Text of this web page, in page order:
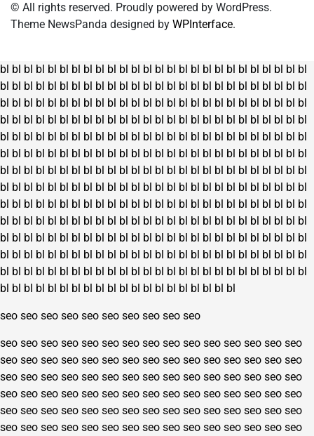
© All rights reserved. Proudly powered by WordPress.
Theme NewsPanda designed by WPInterface.
bl bl bl bl bl bl bl bl bl bl bl bl bl bl bl bl bl bl bl bl bl bl bl bl bl bl
bl bl bl bl bl bl bl bl bl bl bl bl bl bl bl bl bl bl bl bl bl bl bl bl bl bl
bl bl bl bl bl bl bl bl bl bl bl bl bl bl bl bl bl bl bl bl bl bl bl bl bl bl
bl bl bl bl bl bl bl bl bl bl bl bl bl bl bl bl bl bl bl bl bl bl bl bl bl bl
bl bl bl bl bl bl bl bl bl bl bl bl bl bl bl bl bl bl bl bl bl bl bl bl bl bl
bl bl bl bl bl bl bl bl bl bl bl bl bl bl bl bl bl bl bl bl bl bl bl bl bl bl
bl bl bl bl bl bl bl bl bl bl bl bl bl bl bl bl bl bl bl bl bl bl bl bl bl bl
bl bl bl bl bl bl bl bl bl bl bl bl bl bl bl bl bl bl bl bl bl bl bl bl bl bl
bl bl bl bl bl bl bl bl bl bl bl bl bl bl bl bl bl bl bl bl bl bl bl bl bl bl
bl bl bl bl bl bl bl bl bl bl bl bl bl bl bl bl bl bl bl bl bl bl bl bl bl bl
bl bl bl bl bl bl bl bl bl bl bl bl bl bl bl bl bl bl bl bl bl bl bl bl bl bl
bl bl bl bl bl bl bl bl bl bl bl bl bl bl bl bl bl bl bl bl bl bl bl bl bl bl
bl bl bl bl bl bl bl bl bl bl bl bl bl bl bl bl bl bl bl bl bl bl bl bl bl bl
bl bl bl bl bl bl bl bl bl bl bl bl bl bl bl bl bl bl bl bl
seo seo seo seo seo seo seo seo seo seo
seo seo seo seo seo seo seo seo seo seo seo seo seo seo seo
seo seo seo seo seo seo seo seo seo seo seo seo seo seo seo
seo seo seo seo seo seo seo seo seo seo seo seo seo seo seo
seo seo seo seo seo seo seo seo seo seo seo seo seo seo seo
seo seo seo seo seo seo seo seo seo seo seo seo seo seo seo
seo seo seo seo seo seo seo seo seo seo seo seo seo seo seo